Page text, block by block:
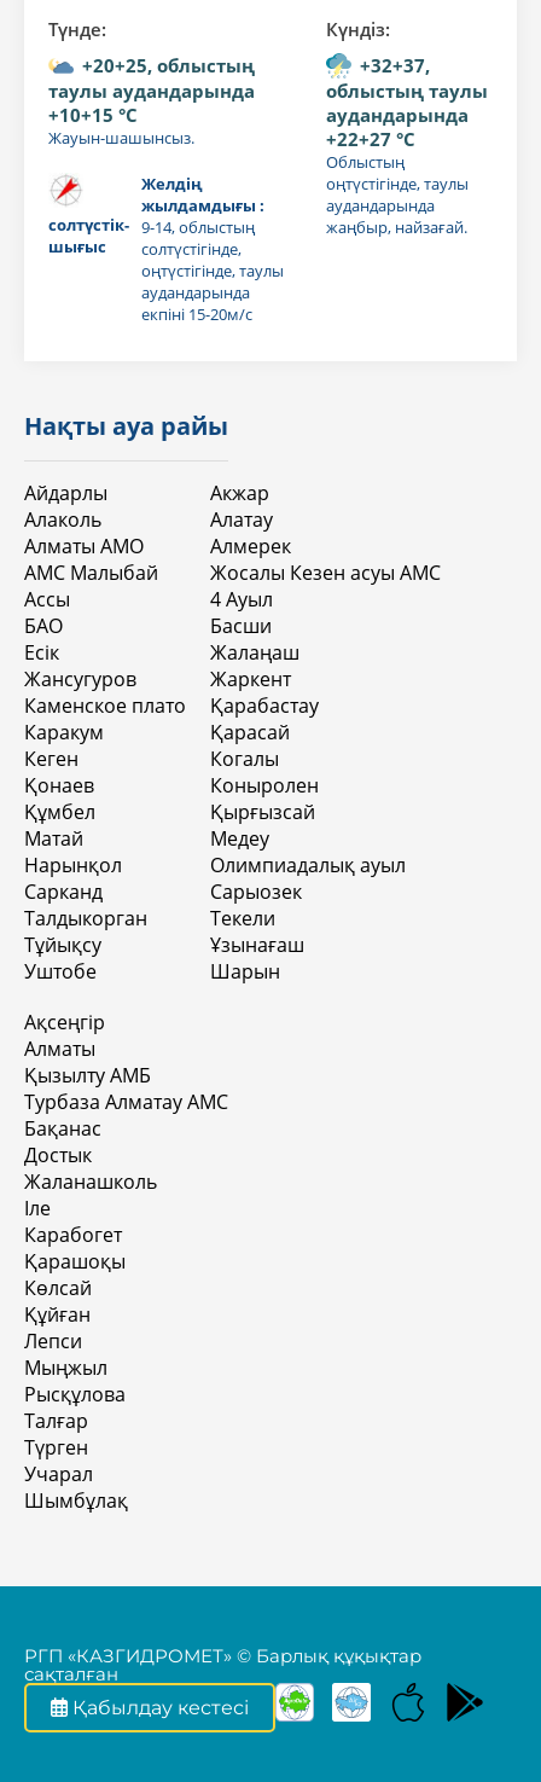
Түнде:
+20+25, облыстың
таулы аудандарында
+10+15 °C
Жауын-шашынсыз.
солтүстік-
шығыс
Желдің
жылдамдығы :
9-14, облыстың
солтүстігінде,
оңтүстігінде, таулы
аудандарында
екпіні 15-20м/с
Күндiз:
+32+37,
облыстың таулы
аудандарында
+22+27 °C
Облыстың
оңтүстігінде, таулы
аудандарында
жаңбыр, найзағай.
Нақты ауа райы
Айдарлы
Алаколь
Алматы АМО
АМС Малыбай
Ассы
БАО
Есік
Жансугуров
Каменское плато
Каракум
Кеген
Қонаев
Құмбел
Матай
Нарынқол
Сарканд
Талдыкорган
Тұйықсу
Уштобе
Акжар
Алатау
Алмерек
Жосалы Кезен асуы АМС
4 Aуыл
Басши
Жалаңаш
Жаркент
Қарабастау
Қарасай
Когалы
Коныролен
Қырғызсай
Медеу
Олимпиадалық ауыл
Сарыозек
Текели
Ұзынағаш
Шарын
Ақсеңгір
Алматы
Қызылту АМБ
Турбаза Алматау АМС
Бақанас
Достык
Жаланашколь
Іле
Карабогет
Қарашоқы
Көлсай
Құйған
Лепси
Мыңжыл
Рысқұлова
Талғар
Түрген
Учарал
Шымбұлақ
РГП «КАЗГИДРОМЕТ» © Барлық құқықтар
сақталған
Қабылдау кестесі